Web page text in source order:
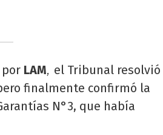
LAM, el Tribunal resolvió
finalmente confirmó la
N°3, que había